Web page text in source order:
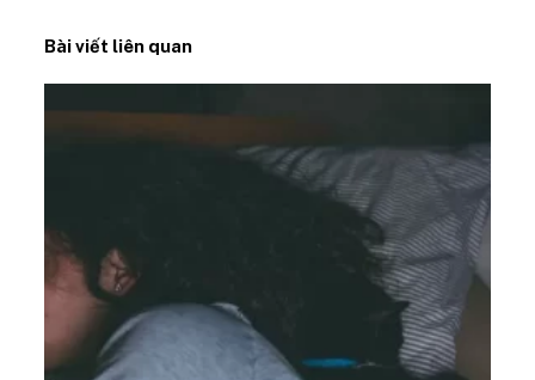
Bài viết liên quan